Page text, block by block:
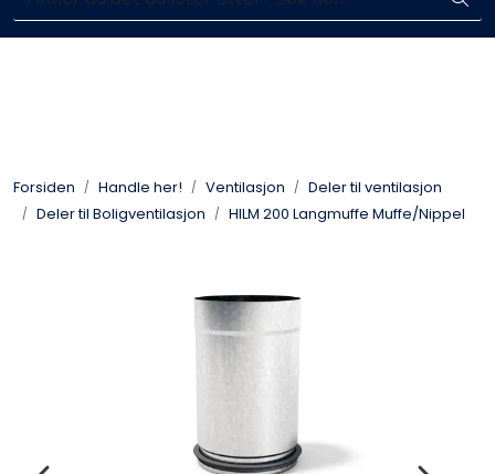
Skip to main contentKomplett aktør i byggebransjen
Forsiden Handle her! Ventilasjon
Deler til ventilasjon
Deler til Boligventilasjon
HILM 200 Langmuffe Muffe/Nippel
Taktekking